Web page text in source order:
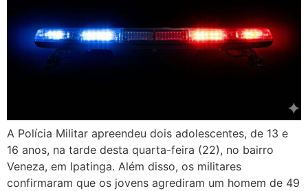
A Polícia Militar apreendeu dois adolescentes, de 13 e
16 anos, na tarde desta quarta-feira (22), no bairro
Veneza, em Ipatinga. Além disso, os militares
confirmaram que os jovens agrediram um homem de 49